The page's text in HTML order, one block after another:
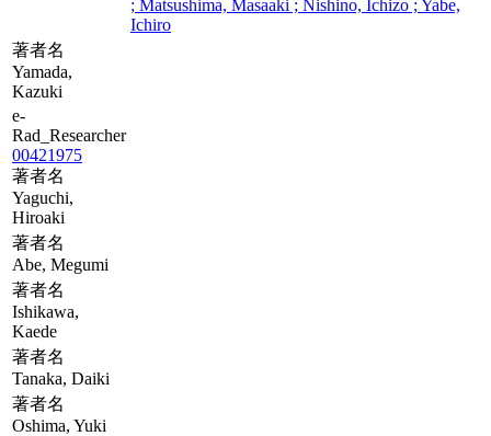
; Matsushima, Masaaki ; Nishino, Ichizo ; Yabe,
Ichiro
著者名
Yamada,
Kazuki
e-
Rad_Researcher
00421975
著者名
Yaguchi,
Hiroaki
著者名
Abe, Megumi
著者名
Ishikawa,
Kaede
著者名
Tanaka, Daiki
著者名
Oshima, Yuki